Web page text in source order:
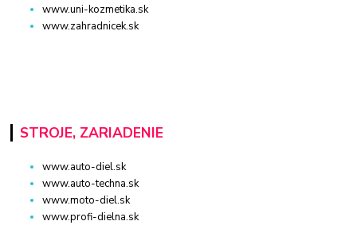
www.uni-kozmetika.sk
www.zahradnicek.sk
STROJE, ZARIADENIE
www.auto-diel.sk
www.auto-techna.sk
www.moto-diel.sk
www.profi-dielna.sk